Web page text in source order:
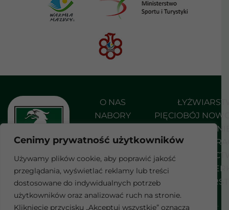
Cenimy prywatność użytkowników
Używamy plików cookie, aby poprawić jakość
przeglądania, wyświetlać reklamy lub treści
dostosowane do indywidualnych potrzeb
użytkowników oraz analizować ruch na stronie.
Kliknięcie przycisku „Akceptuj wszystkie” oznacza
O NAS
NABORY
DO POBRANIA
KONTAKT
F
a
c
e
PIĘCIOBÓJ
SHORT